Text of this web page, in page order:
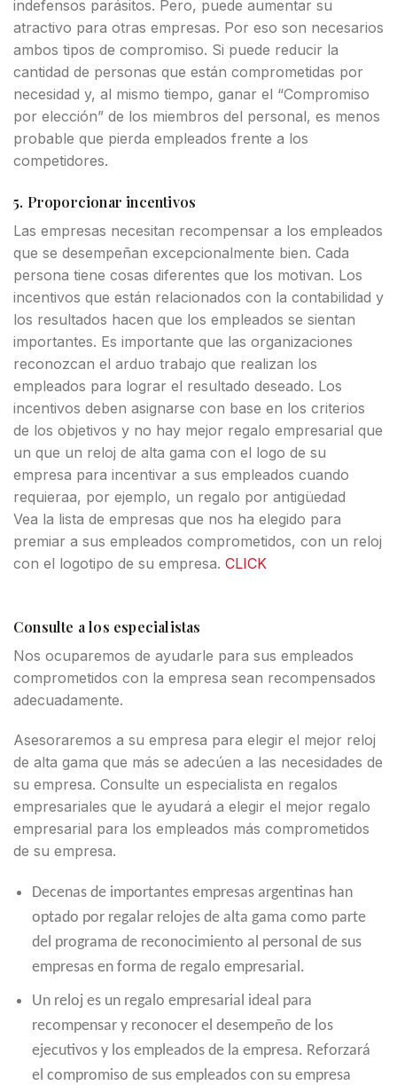
indefensos parásitos. Pero, puede aumentar su
atractivo para otras empresas. Por eso son necesarios
ambos tipos de compromiso. Si puede reducir la
cantidad de personas que están comprometidas por
necesidad y, al mismo tiempo, ganar el “Compromiso
por elección” de los miembros del personal, es menos
probable que pierda empleados frente a los
competidores.
5. Proporcionar incentivos
Las empresas necesitan recompensar a los empleados
que se desempeñan excepcionalmente bien. Cada
persona tiene cosas diferentes que los motivan. Los
incentivos que están relacionados con la contabilidad y
los resultados hacen que los empleados se sientan
importantes. Es importante que las organizaciones
reconozcan el arduo trabajo que realizan los
empleados para lograr el resultado deseado. Los
incentivos deben asignarse con base en los criterios
de los objetivos y no hay mejor regalo empresarial que
un que un reloj de alta gama con el logo de su
empresa para incentivar a sus empleados cuando
requieraa, por ejemplo, un regalo por antigüedad
Vea la lista de empresas que nos ha elegido para
premiar a sus empleados comprometidos, con un reloj
con el logotipo de su empresa. CLICK
Consulte a los especialistas
Nos ocuparemos de ayudarle para sus empleados
comprometidos con la empresa sean recompensados
adecuadamente.
Asesoraremos a su empresa para elegir el mejor reloj
de alta gama que más se adecúen a las necesidades de
su empresa. Consulte un especialista en regalos
empresariales que le ayudará a elegir el mejor regalo
empresarial para los empleados más comprometidos
de su empresa.
Decenas de importantes empresas argentinas han
optado por regalar relojes de alta gama como parte
del programa de reconocimiento al personal de sus
empresas en forma de regalo empresarial.
Un reloj es un regalo empresarial ideal para
recompensar y reconocer el desempeño de los
ejecutivos y los empleados de la empresa. Reforzará
el compromiso de sus empleados con su empresa